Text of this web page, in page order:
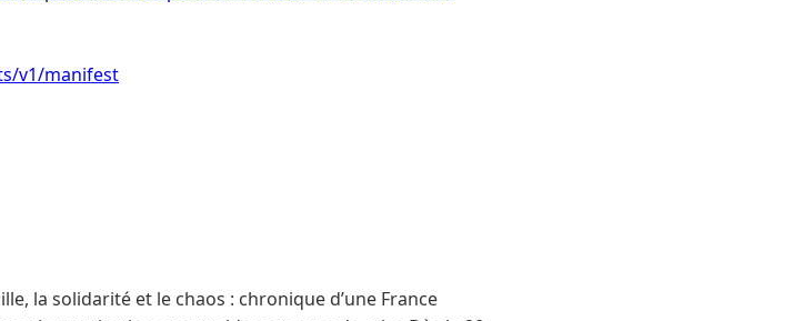
v1/manifest
la solidarité et le chaos : chronique d’une France